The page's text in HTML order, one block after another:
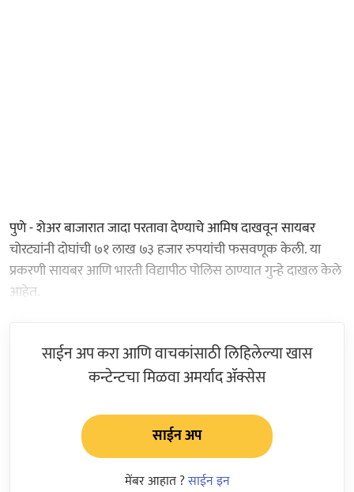
पुणे - शेअर बाजारात जादा परतावा देण्याचे आमिष दाखवून सायबर
चोरट्यांनी दोघांची ७१ लाख ७३ हजार रुपयांची फसवणूक केली. या
प्रकरणी सायबर आणि भारती विद्यापीठ पोलिस ठाण्यात गुन्हे दाखल केले
आहेत.
साईन अप करा आणि वाचकांसाठी लिहिलेल्या खास
कन्टेन्टचा मिळवा अमर्याद ॲक्सेस
साईन अप
मेंबर आहात ?साईन इन